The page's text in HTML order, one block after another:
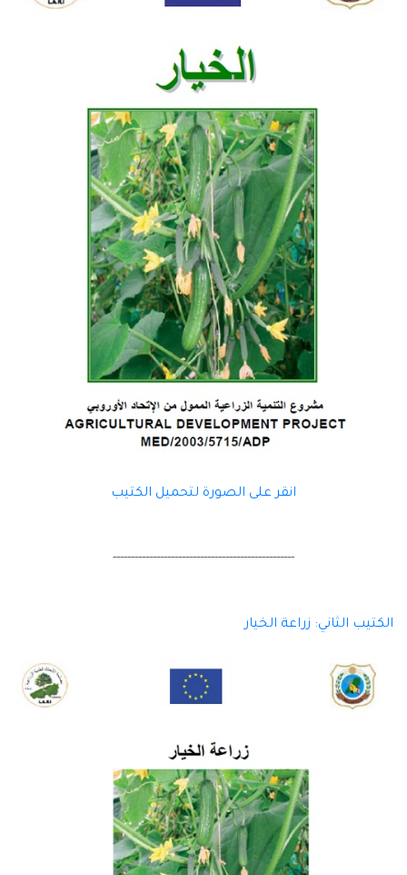
انقر على الصورة لتحميل الكتيب
--------------------------------------------------
الكتيب الثاني: زراعة الخيار